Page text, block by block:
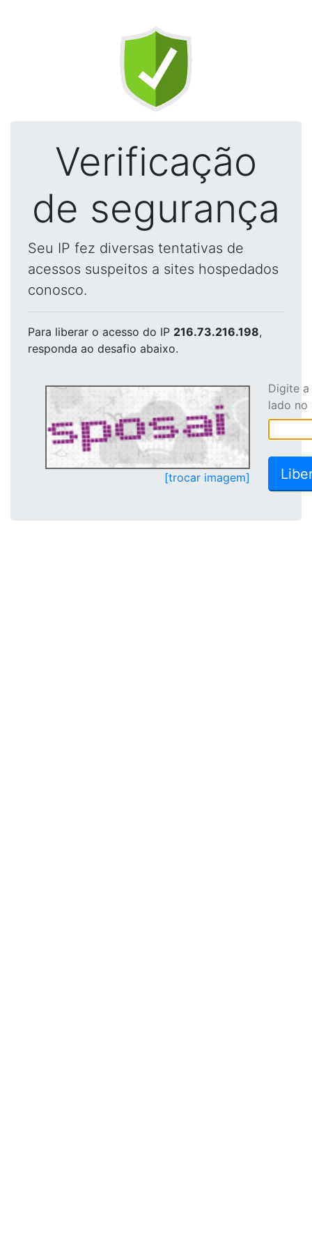
Verificação
de segurança
Seu IP fez diversas tentativas de
acessos suspeitos a sites hospedados
conosco.
Para liberar o acesso do IP 216.73.216.198,
responda ao desafio abaixo.
[trocar imagem]
Digite
lado no